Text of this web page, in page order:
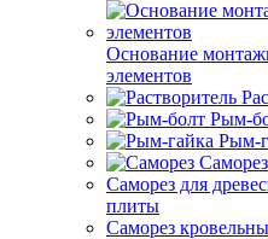
Основание
элементов
Рым-
Рым-
Саморез
Саморез для
плиты
Саморез